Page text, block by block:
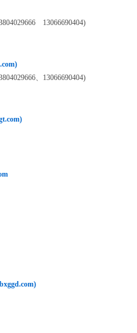
13066690404)
、13066690404)